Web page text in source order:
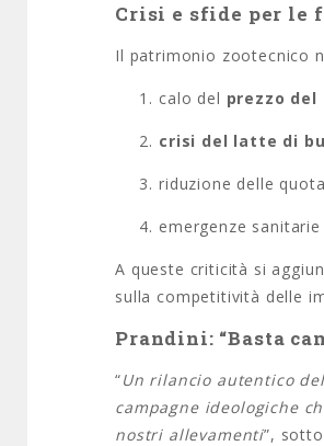
Crisi e sfide per le
Il patrimonio zootecnico
calo del prezzo
crisi del latte di
riduzione delle
emergenze
A queste criticità si
sulla competitività delle
Prandini: “Basta
“Un rilancio autentico
campagne ideologiche
nostri allevamenti”,